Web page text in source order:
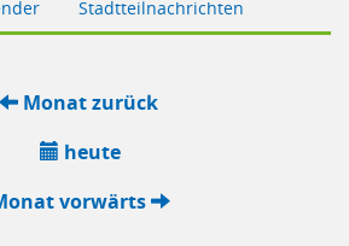
Stadtteilnachrichten
Monat zurück
heute
vorwärts